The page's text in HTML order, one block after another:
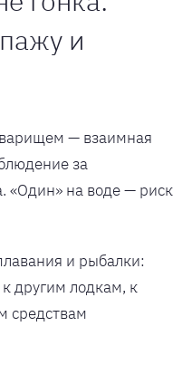
и
— взаимная
за
«Один» на воде — риск
и рыбалки:
другим лодкам, к
средствам